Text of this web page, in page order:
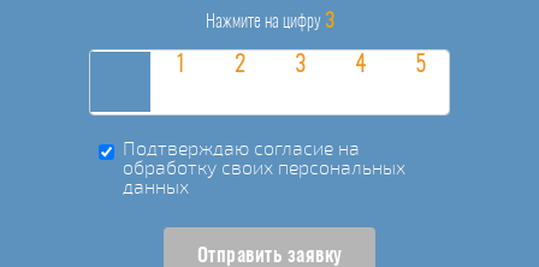
Нажмите на цифру 3
Подтверждаю согласие на
обработку своих персональных
данных
Отправить заявку